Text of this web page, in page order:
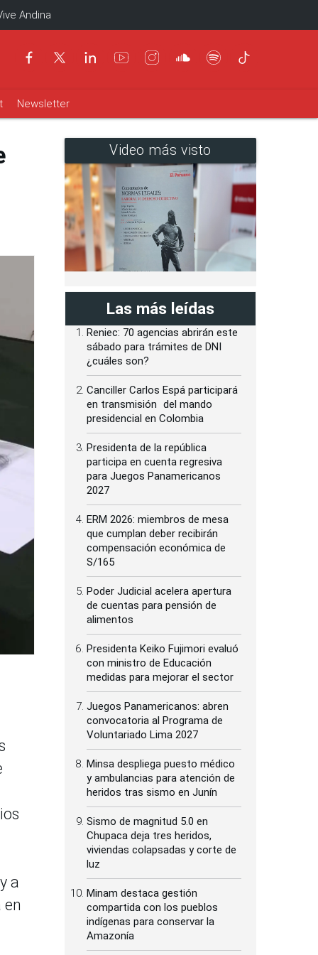
Andina
Newsletter
a
en
Video más visto
Las más leídas
Reniec: 70 agencias abrirán este
sábado para trámites de DNI
¿cuáles son?
Canciller Carlos Espá participará
en transmisión del mando
presidencial en Colombia
Presidenta de la república
participa en cuenta regresiva
para Juegos Panamericanos
2027
ERM 2026: miembros de mesa
que cumplan deber recibirán
compensación económica de
S/165
Poder Judicial acelera apertura
de cuentas para pensión de
alimentos
Presidenta Keiko Fujimori evaluó
con ministro de Educación
medidas para mejorar el sector
Juegos Panamericanos: abren
convocatoria al Programa de
Voluntariado Lima 2027
Minsa despliega puesto médico
y ambulancias para atención de
heridos tras sismo en Junín
Sismo de magnitud 5.0 en
Chupaca deja tres heridos,
viviendas colapsadas y corte de
luz
Minam destaca gestión
compartida con los pueblos
indígenas para conservar la
Amazonía